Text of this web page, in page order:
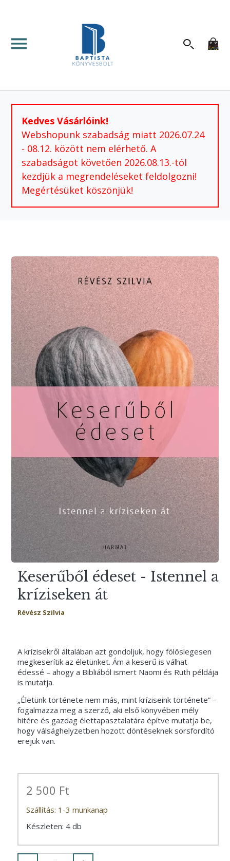
Kedves Vásárlóink!
Webshopunk szabadság miatt 2026.07.24
- 08.12. között nem elérhető. A
szabadságot követően 2026.08.13.-tól
kezdjük a megrendeléseket feldolgozni!
Megértésüket köszönjük!
Keserűből édeset - Istennel a
kríziseken át
Révész Szilvia
A krízisekről általában azt gondoljuk, hogy fölöslegesen
megkeserítik az életünket. Ám a keserű is válhat
édessé – ahogy a Bibliából ismert Naomi és Ruth példája
is mutatja.
„Életünk története nem más, mint kríziseink története” –
fogalmazza meg a szerző, aki első könyvében mély
hitére és gazdag élettapasztalatára építve mutatja be,
hogy válsághelyzetben hozott döntéseknek sorsfordító
erejük van.
2 500 Ft
Szállítás: 1-3 munkanap
Készleten: 4 db